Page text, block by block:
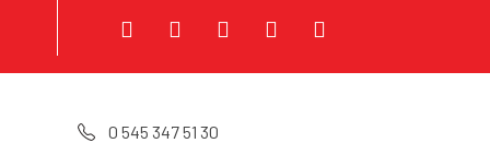
0 545 347 51 30